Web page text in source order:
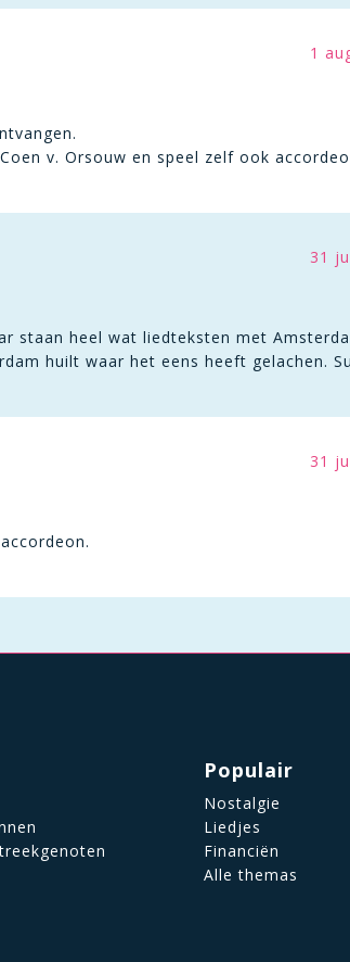
1
v. Orsouw en speel zelf ook
31
staan heel wat liedteksten met
huilt waar het eens heeft gelachen.
31
Populair
Nostalgie
Liedjes
Financiën
Alle themas